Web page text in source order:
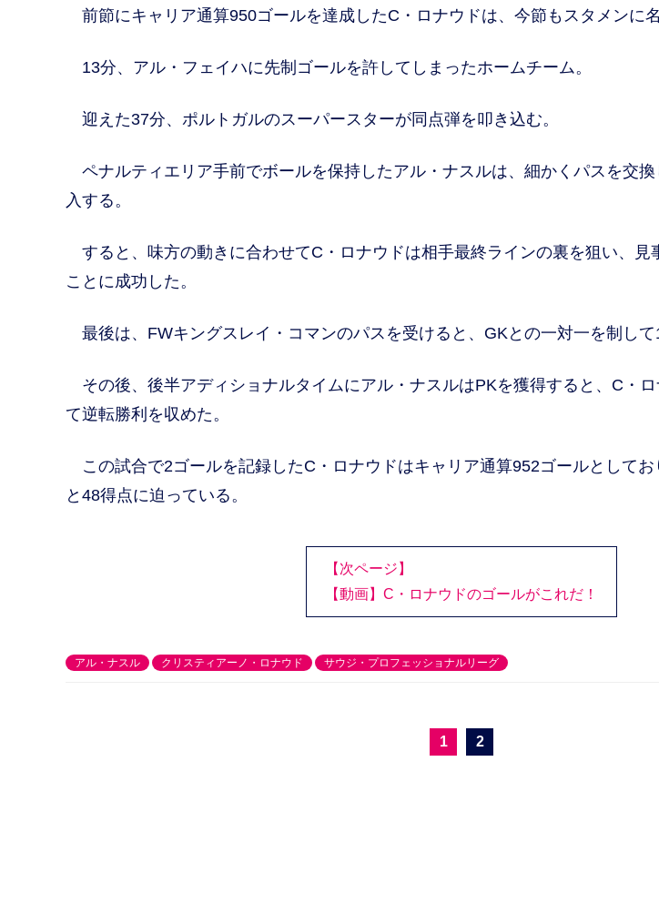
前節にキャリア通算950ゴールを達成したC・ロナウドは、今節もスタメンに名
13分、アル・フェイハに先制ゴールを許してしまったホームチーム。
迎えた37分、ポルトガルのスーパースターが同点弾を叩き込む。
ペナルティエリア手前でボールを保持したアル・ナスルは、細かくパスを交
入する。
すると、味方の動きに合わせてC・ロナウドは相手最終ラインの裏を狙い、見
ことに成功した。
最後は、FWキングスレイ・コマンのパスを受けると、GKとの一対一を制して
その後、後半アディショナルタイムにアル・ナスルはPKを獲得すると、C・
て逆転勝利を収めた。
この試合で2ゴールを記録したC・ロナウドはキャリア通算952ゴールとして
と48得点に迫っている。
【次ページ】
【動画】C・ロナウドのゴールがこれだ！
アル・ナスル クリスティアーノ・ロナウド サウジ・プロフェッショナルリーグ
1 2